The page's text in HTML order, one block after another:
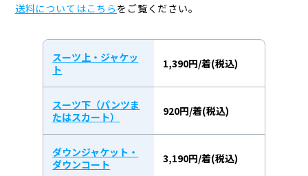
送料についてはこちら をご覧ください。
スーツ上・ジャケッ
ト
1,390円/着(税込)
スーツ下（パンツま
たはスカート）
920円/着(税込)
ダウンジャケット・
ダウンコート
3,190円/着(税込)